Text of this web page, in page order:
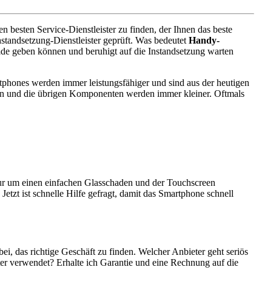
Service-Dienstleister zu finden, der Ihnen das beste
Dienstleister geprüft. Was bedeutet Handy-
geben können und beruhigt auf die Instandsetzung warten
werden immer leistungsfähiger und sind aus der heutigen
und die übrigen Komponenten werden immer kleiner. Oftmals
einen einfachen Glasschaden und der Touchscreen
ist schnelle Hilfe gefragt, damit das Smartphone schnell
das richtige Geschäft zu finden. Welcher Anbieter geht seriös
verwendet? Erhalte ich Garantie und eine Rechnung auf die